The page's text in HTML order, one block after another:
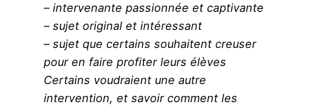
– intervenante passionnée et captivante
– sujet original et intéressant
– sujet que certains souhaitent creuser
pour en faire profiter leurs élèves
Certains voudraient une autre
intervention, et savoir comment les